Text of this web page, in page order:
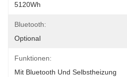
5120Wh
Bluetooth:
Optional
Funktionen:
Mit Bluetooth Und Selbstheizung